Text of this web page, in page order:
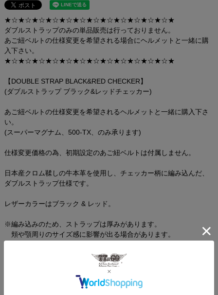
★☆★☆★☆★☆★☆★☆★☆★☆★☆★☆★☆★☆★
ダブルストラップのみの単品販売は行っておりません。
あご紐ベルトの仕様変更を希望される場合にヘルメットと一緒に購
入下さい。
★☆★☆★☆★☆★☆★☆★☆★☆★☆★☆★☆★☆★
【DOUBLE STRAP BLACK&RED CHECKER】
(ダブルストラップ ブラック&レッドチェッカー)
あご紐ベルトの仕様変更を希望されるヘルメットと一緒に購入下さ
い。
(スーパーマグナム、500-TX、のみ承ります)
仕様変更価格の為、初期設定のあご紐ベルトは付属しません。
日本産クロム鞣しの牛本革を使用し、チェッカー柄に編み込んだ、
ダブルストラップ仕様です。
レザーカラーはブラック & レッド。
※編み込みのため、ストラップは厚みがあります。
頬や顎周りのサイズ感に影響が出る場合があります。
予めご了承ください。
ダブルストラップのみの単品販売は行っておりません。
画像の色や質感はできる限り実物に近くなるように努めております